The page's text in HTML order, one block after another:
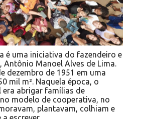
é uma iniciativa do fazendeiro e
Antônio Manoel Alves de Lima.
dezembro de 1951 em uma
mil m². Naquela época, o
abrigar famílias de
modelo de cooperativa, no
plantavam, colhiam e